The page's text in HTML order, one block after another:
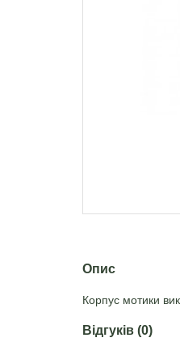
Опис
Корпус мотики
Відгуків (0)